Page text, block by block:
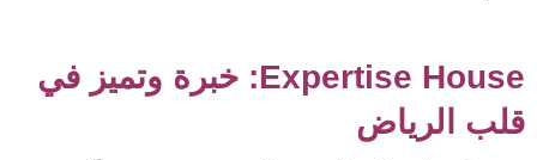
Expertise House: خبرة وتميز في
قلب الرياض